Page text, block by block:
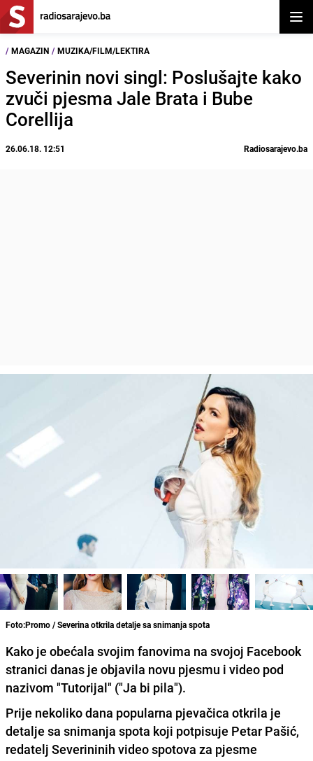
/ MAGAZIN / MUZIKA/FILM/LEKTIRA
Severinin novi singl: Poslušajte kako
zvuči pjesma Jale Brata i Bube
Corellija
26.06.18. 12:51 Radiosarajevo.ba
Foto:Promo / Severina otkrila detalje sa snimanja spota
Kako je obećala svojim fanovima na svojoj Facebook
stranici danas je objavila novu pjesmu i video pod
nazivom "Tutorijal" ("Ja bi pila").
Prije nekoliko dana popularna pjevačica otkrila je
detalje sa snimanja spota koji potpisuje Petar Pašić,
redatelj Severininih video spotova za pjesme